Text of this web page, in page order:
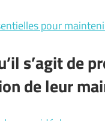
pour
s’agit de
de leur